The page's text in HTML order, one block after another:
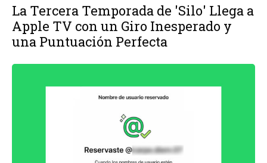
La Tercera Temporada de 'Silo' Llega a
Apple TV con un Giro Inesperado y
una Puntuación Perfecta